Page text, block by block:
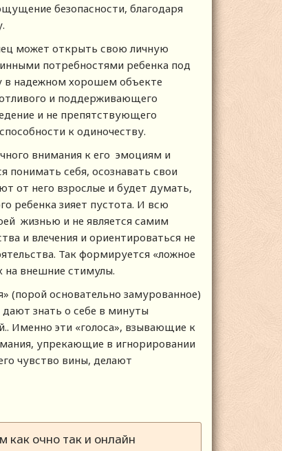
безопасности, благодаря
может открыть свою личную
потребностями ребенка под
в надежном хорошем объекте
и поддерживающего
и не препятствующего
к одиночеству.
внимания к его эмоциям и
понимать себя, осознавать свои
от него взрослые и будет думать,
ребенка зияет пустота. И всю
жизнью и не является самим
и влечения и ориентироваться не
Так формируется «ложное
на внешние стимулы.
(порой основательно замурованное)
знать о себе в минуты
Именно эти «голоса», взывающие к
упрекающие в игнорировании
чувство вины, делают
как очно так и онлайн